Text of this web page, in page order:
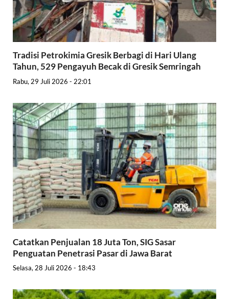
Tradisi Petrokimia Gresik Berbagi di Hari Ulang
Tahun, 529 Pengayuh Becak di Gresik Semringah
Rabu, 29 Juli 2026 - 22:01
Catatkan Penjualan 18 Juta Ton, SIG Sasar
Penguatan Penetrasi Pasar di Jawa Barat
Selasa, 28 Juli 2026 - 18:43